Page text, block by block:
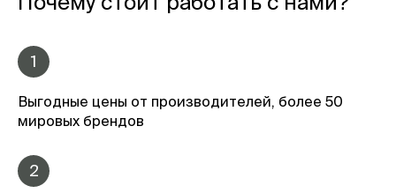
1
Выгодные цены от производителей, более 50
мировых брендов
2